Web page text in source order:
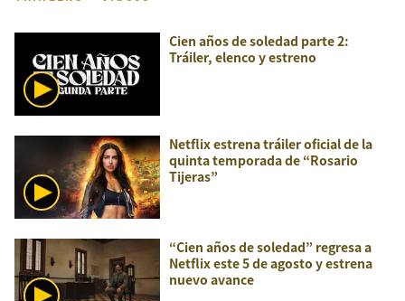
Cien años de soledad parte 2:
Tráiler, elenco y estreno
Netflix estrena tráiler oficial de la
quinta temporada de “Rosario
Tijeras”
“Cien años de soledad” regresa a
Netflix este 5 de agosto y estrena
nuevo avance